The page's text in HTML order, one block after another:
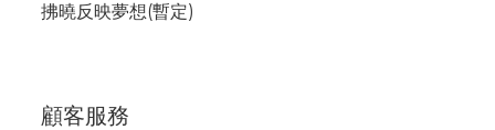
拂曉反映夢想(暫定)
顧客服務